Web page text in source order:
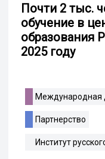
Почти 2 тыс.
обучение в
образования
2025 году
Международная
Партнерство
Институт